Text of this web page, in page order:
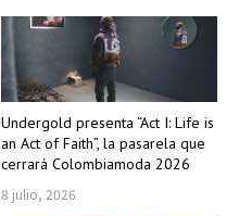
Undergold presenta “Act I: Life is
an Act of Faith”, la pasarela que
cerrará Colombiamoda 2026
8 julio, 2026